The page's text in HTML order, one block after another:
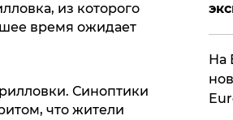
из которого
время ожидает
Синоптики
что жители
На